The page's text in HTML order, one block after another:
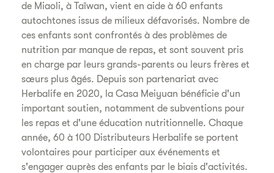
de Miaoli, à Taïwan, vient en aide à 60 enfants
autochtones issus de milieux défavorisés. Nombre de
ces enfants sont confrontés à des problèmes de
nutrition par manque de repas, et sont souvent pris
en charge par leurs grands-parents ou leurs frères et
sœurs plus âgés. Depuis son partenariat avec
Herbalife en 2020, la Casa Meiyuan bénéficie d'un
important soutien, notamment de subventions pour
les repas et d'une éducation nutritionnelle. Chaque
année, 60 à 100 Distributeurs Herbalife se portent
volontaires pour participer aux événements et
s'engager auprès des enfants par le biais d'activités.